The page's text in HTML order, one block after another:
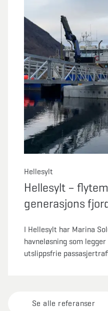
Hellesylt
Hellesylt –
generasjons
I Hellesylt har Marina
havneløsning som
utslippsfrie
Se alle referanser